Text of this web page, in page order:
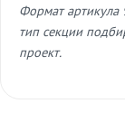
Формат
тип секции
проект.